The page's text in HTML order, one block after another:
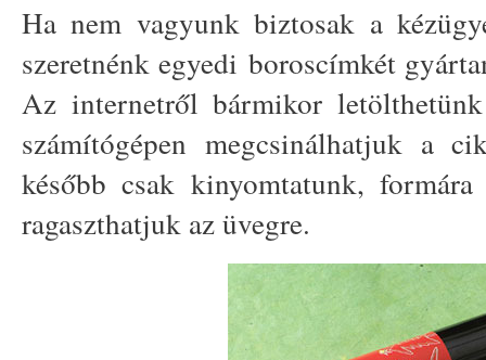
Ha nem vagyunk biztosak a
szeretnénk egyedi boroscímkét
Az internetről bármikor
számítógépen megcsinálhatjuk a
később csak kinyomtatunk,
ragaszthatjuk az üvegre.